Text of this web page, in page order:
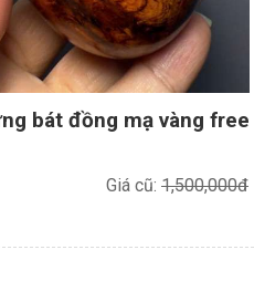
bát đồng mạ vàng free
Giá cũ: 1,500,000đ